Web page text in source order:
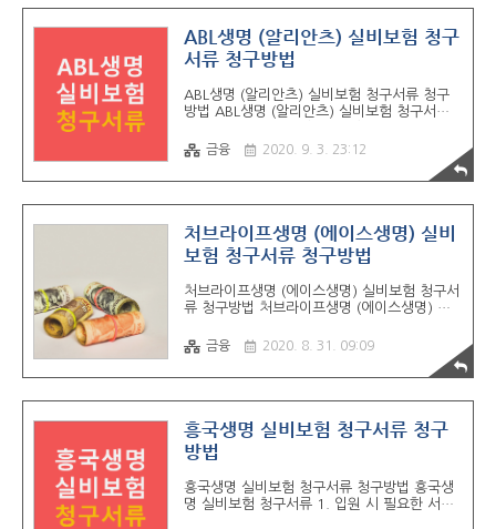
프 실비보험 청구서류 입원 시 필요한 서류 -
진료비 계산서 영수증 및 진료비 세부내역서 -
입 퇴원확인서 (진단명 / 질병분류코드 / 입원
이프 공식 사이트에서 출력가능) - 개인(신용)
정보처리 동의서 (오렌지라이프 공식 사이트에
산서 영수증 및 진료비 세부내역서 ▶..
ABL생명 (알리안츠) 실비보험 청구
서류 청구방법
ABL생명 (알리안츠) 실비보험 청구서류 청구
방법 ABL생명 (알리안츠) 실비보험 청구서류
류들이 정말 많은데 상황에 따라서 어떤 서류
가 필요한지와 청구 방법에 대해서 쉽게 정리
를 해봤습니다. 도움이 되실 듯 합니다. ABL생
류코드 기재 필수) - 입 / 퇴원 확인서 (병명 기
재 필수) - 진단서 (입 / 퇴원기간 기재 필수)
수술 시 필요한 서류 - 진단명 (질병분류코드
재 필수) - 진단서 (수술명, 수술일자 기재 필
수) 통원 시 필요한 서류 - 진단명 (질병분류코
수) -..
금융 2020. 9. 3. 23:12
처브라이프생명 (에이스생명) 실비
보험 청구서류 청구방법
처브라이프생명 (에이스생명) 실비보험 청구서
류 청구방법 처브라이프생명 (에이스생명) 실
습니다. 실비 (실손의료비) 보험 청구 진행 시
헷갈려하시는분들이 많이 계십니다. 그래서 오
늘은 어떤 청구서류가 필요하고 어떤 청구방법
한 서류 - 진단서 (진단명 및 질병분류코드 기
재) - 입원기간이 포함 된 서류 (입/퇴원 확인
서) - 청구인 신분증 - 통장 사본 - 보험금 청구
통원 시 필요한 서류 - 진단서 (진단명 및 질병
분류코드 기재) - 입원기간이 포함 된 서류 (통
금융 2020. 8. 31. 09:09
흥국생명 실비보험 청구서류 청구
방법
흥국생명 실비보험 청구서류 청구방법 흥국생
명 실비보험 청구서류 1. 입원 시 필요한 서류